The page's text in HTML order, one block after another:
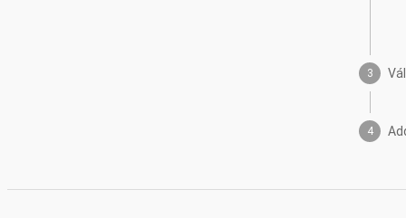
3
4